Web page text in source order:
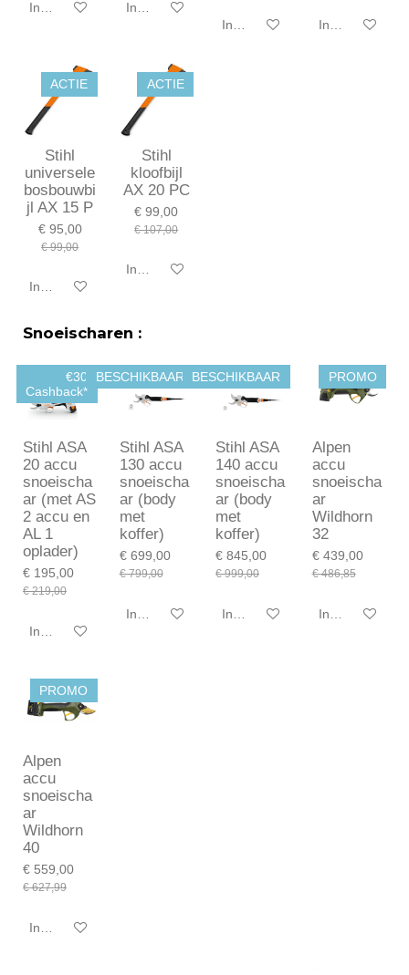
In winkelwagen In winkelwagen
In winkelwagen In winkelwagen
ACTIE
Stihl
universele
bosbouwbi
jl AX 15 P
€ 95,00
€ 99,00
In winkelwagen
ACTIE
Stihl
kloofbijl
AX 20 PC
€ 99,00
€ 107,00
In winkelwagen
Snoeischaren :
€30
Cashback*
Stihl ASA
20 accu
snoeischa
ar (met AS
2 accu en
AL 1
oplader)
€ 195,00
€ 219,00
In winkelwagen
BESCHIKBAAR
Stihl ASA
130 accu
snoeischa
ar (body
met
koffer)
€ 699,00
€ 799,00
In winkelwagen
BESCHIKBAAR
Stihl ASA
140 accu
snoeischa
ar (body
met
koffer)
€ 845,00
€ 999,00
In winkelwagen
PROMO
Alpen
accu
snoeischa
ar
Wildhorn
32
€ 439,00
€ 486,85
In winkelwagen
PROMO
Alpen
accu
snoeischa
ar
Wildhorn
40
€ 559,00
€ 627,99
In winkelwagen